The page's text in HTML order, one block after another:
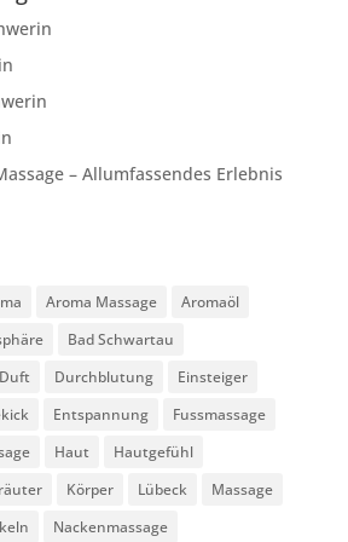
– Allumfassendes Erlebnis
Aroma Massage
Aromaöl
Bad Schwartau
Duft Durchblutung
Einsteiger
Entspannung
Fussmassage
Haut
Hautgefühl
Körper Lübeck
Massage
Nackenmassage